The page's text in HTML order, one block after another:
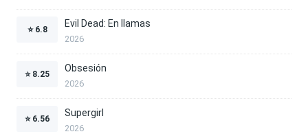
⭐ 6.8
Evil Dead: En llamas
2026
⭐ 8.25
Obsesión
2026
⭐ 6.56
Supergirl
2026